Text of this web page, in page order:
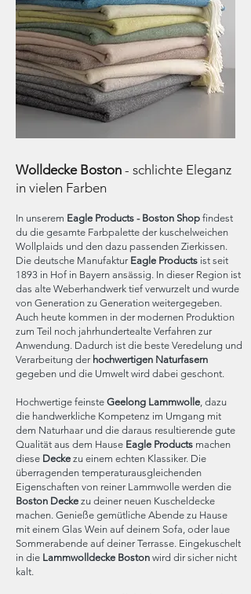
Wolldecke Boston - schlichte Eleganz
in vielen Farben
In unserem Eagle Products - Boston Shop findest
du die gesamte Farbpalette der kuschelweichen
Wollplaids und den dazu passenden Zierkissen.
Die deutsche Manufaktur Eagle Products ist seit
1893 in Hof in Bayern ansässig. In dieser Region ist
das alte Weberhandwerk tief verwurzelt und wurde
von Generation zu Generation weitergegeben.
Auch heute kommen in der modernen Produktion
zum Teil noch jahrhundertealte Verfahren zur
Anwendung. Dadurch ist die beste Veredelung und
Verarbeitung der hochwertigen Naturfasern
gegeben und die Umwelt wird dabei geschont.
Hochwertige feinste Geelong Lammwolle, dazu
die handwerkliche Kompetenz im Umgang mit
dem Naturhaar und die daraus resultierende gute
Qualität aus dem Hause Eagle Products machen
diese Decke zu einem echten Klassiker. Die
überragenden temperaturausgleichenden
Eigenschaften von reiner Lammwolle werden die
Boston Decke zu deiner neuen Kuscheldecke
machen. Genieße gemütliche Abende zu Hause
mit einem Glas Wein auf deinem Sofa, oder laue
Sommerabende auf deiner Terrasse. Eingekuschelt
in die Lammwolldecke Boston wird dir sicher nicht
kalt.